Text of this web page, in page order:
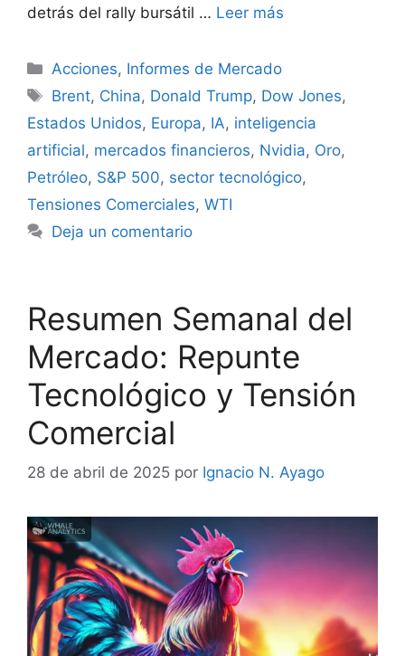
detrás del rally bursátil … Leer más
Categorías
Acciones, Informes de Mercado
Etiquetas
Brent, China, Donald Trump, Dow Jones,
Estados Unidos, Europa, IA, inteligencia
artificial, mercados financieros, Nvidia, Oro,
Petróleo, S&P 500, sector tecnológico,
Tensiones Comerciales, WTI
Deja un comentario
Resumen Semanal del
Mercado: Repunte
Tecnológico y Tensión
Comercial
28 de abril de 2025 por Ignacio N. Ayago